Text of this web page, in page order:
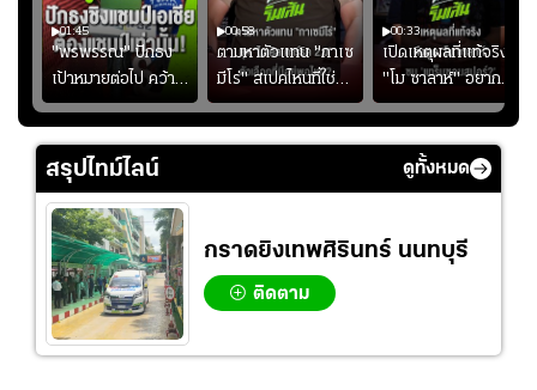
01:45
"พรพรรณ" ปักธง
เป้าหมายต่อไป คว้า
แชมป์ชิงแชมป์
เอเชีย เพื่อตั๋ว
โอลิมปิก
00:58
ตามหาตัวแทน "กาเซ
มีโร่" สเปคไหนที่ใช่
สำหรับแมนยูยุค
"คาร์ริค 2.0"?
00:33
เปิดเหตุผลที่แท้จริงที่
"โม ซาลาห์" อยาก
ย้ายซบ "แทร็บซอนส
ปอร์"
สรุปไทม์ไลน์ ดูทั้งหมด
กราดยิงเทพศิรินทร์ นนทบุรี
ติดตาม